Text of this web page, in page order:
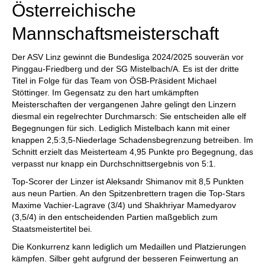
Österreichische
Mannschaftsmeisterschaft
Der ASV Linz gewinnt die Bundesliga 2024/2025 souverän vor
Pinggau-Friedberg und der SG Mistelbach/A. Es ist der dritte
Titel in Folge für das Team von ÖSB-Präsident Michael
Stöttinger. Im Gegensatz zu den hart umkämpften
Meisterschaften der vergangenen Jahre gelingt den Linzern
diesmal ein regelrechter Durchmarsch: Sie entscheiden alle elf
Begegnungen für sich. Lediglich Mistelbach kann mit einer
knappen 2,5:3,5-Niederlage Schadensbegrenzung betreiben. Im
Schnitt erzielt das Meisterteam 4,95 Punkte pro Begegnung, das
verpasst nur knapp ein Durchschnittsergebnis von 5:1.
Top-Scorer der Linzer ist Aleksandr Shimanov mit 8,5 Punkten
aus neun Partien. An den Spitzenbrettern tragen die Top-Stars
Maxime Vachier-Lagrave (3/4) und Shakhriyar Mamedyarov
(3,5/4) in den entscheidenden Partien maßgeblich zum
Staatsmeistertitel bei.
Die Konkurrenz kann lediglich um Medaillen und Platzierungen
kämpfen. Silber geht aufgrund der besseren Feinwertung an